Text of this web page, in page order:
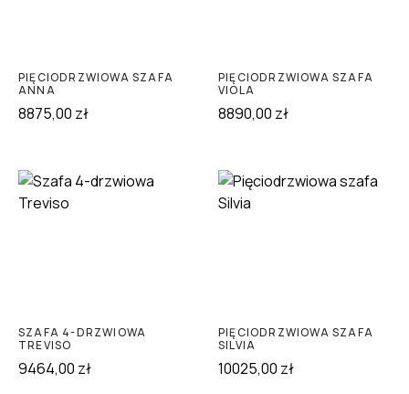
PIĘCIODRZWIOWA SZAFA
ANNA
8875,00 zł
PIĘCIODRZWIOWA SZAFA
VIOLA
8890,00 zł
SZAFA 4-DRZWIOWA
TREVISO
9464,00 zł
PIĘCIODRZWIOWA SZAFA
SILVIA
10025,00 zł